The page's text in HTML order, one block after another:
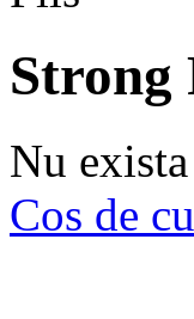
Strong
Nu
Cos de